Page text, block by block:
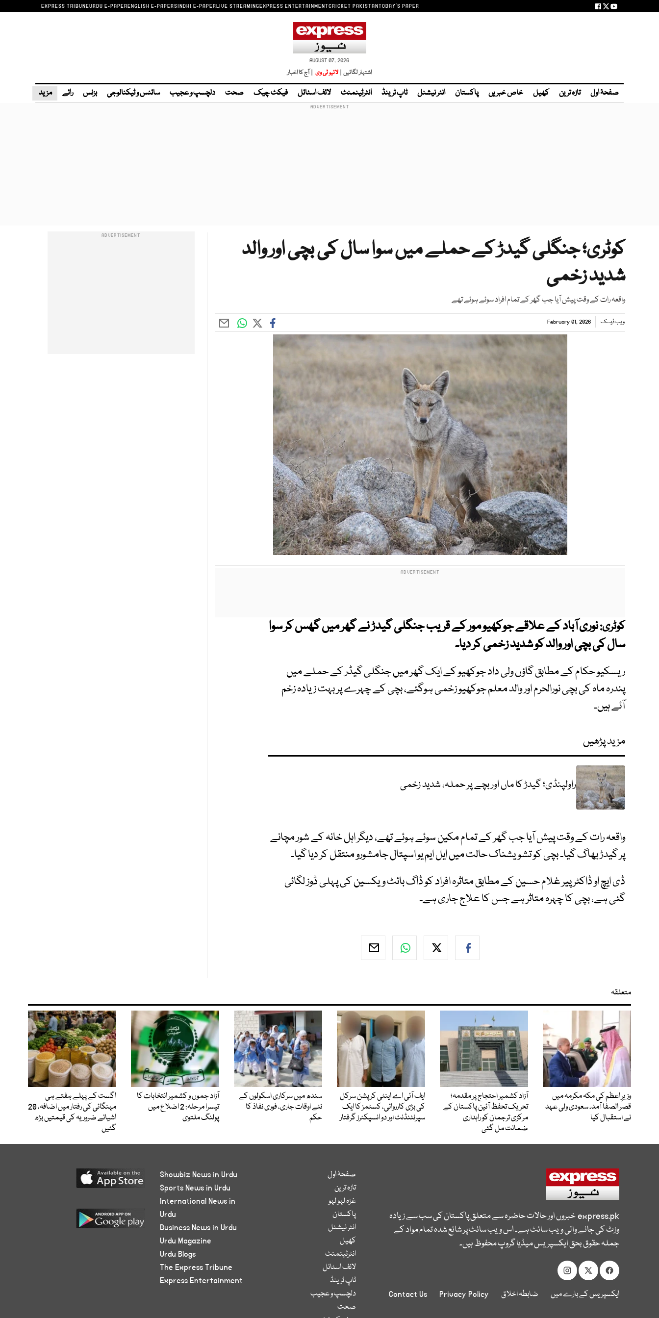
EXPRESS TRIBUNEURDU E-PAPERENGLISH E-PAPERSINDHI E-PAPERLIVE STREAMINGEXPRESS ENTERTAINMENTCRICKET PAKISTANTODAY'S PAPER
AUGUST 07, 2026
اشتہار لگائیں | لائیو ٹی وی | آج کا اخبار
صفحۂ اول تازہ ترین کھیل خاص خبریں پاکستان انٹر نیشنل ٹاپ ٹرینڈ انٹرٹینمنٹ لائف اسٹائل فیکٹ چیک صحت دلچسپ و عجیب سائنس و ٹیکنالوجی بزنس رائے مزید
کوٹری؛ جنگلی گیدڑ کے حملے میں سوا سال کی بچی اور والد
شدید زخمی
واقعہ رات کے وقت پیش آیا جب گھر کے تمام افراد سوئے ہوئے تھے
ویب ڈیسک February 01, 2026
کوٹری:نوری آباد کے علاقے جوکھیو مور کے قریب جنگلی گیدڑ نے گھر میں گھس کر سوا
سال کی بچی اور والد کو شدید زخمی کر دیا۔
ریسکیو حکام کے مطابق گاؤں ولی داد جوکھیو کے ایک گھر میں جنگلی گیڈر کے حملے میں
پندرہ ماہ کی بچی نورالحرم اور والد معلم جوکھیو زخمی ہوگئے، بچی کے چہرے پر بہت زیادہ زخم
آئے ہیں۔
مزید پڑھیں
راولپنڈی؛ گیدڑ کا ماں اور بچے پر حملہ، شدید زخمی
واقعہ رات کے وقت پیش آیا جب گھر کے تمام مکین سوئے ہوئے تھے، دیگر اہل خانہ کے شور مچانے
پر گیدڑ بھاگ گیا۔ بچی کو تشویشناک حالت میں ایل ایم یو اسپتال جامشورو منتقل کر دیا گیا۔
ڈی ایچ او ڈاکٹر پیر غلام حسین کے مطابق متاثرہ افراد کو ڈاگ بائٹ ویکسین کی پہلی ڈوز لگائی
گئی ہے، بچی کا چہرہ متاثر ہے جس کا علاج جاری ہے۔
متعلقہ
وزیرِ اعظم کی مکہ مکرمہ میں
قصر الصفا آمد، سعودی ولی عہد
نے استقبال کیا
آزاد کشمیر احتجاج پر مقدمہ؛
تحریک تحفظ آئین پاکستان کے
مرکزی ترجمان کو راہداری
ضمانت مل گئی
ایف آئی اے اینٹی کرپشن سرکل
کی بڑی کارروائی، کسٹمز کا ایک
سپرنٹنڈنٹ اور دو انسپکٹرز گرفتار
سندھ میں سرکاری اسکولوں کے
نئے اوقات جاری، فوری نفاذ کا
حکم
آزاد جموں و کشمیر انتخابات کا
تیسرا مرحلہ: 2 اضلاع میں
پولنگ ملتوی
اگست کے پہلے ہفتے ہی
مہنگائی کی رفتار میں اضافہ، 20
اشیائے ضروریہ کی قیمتیں بڑھ
گئیں
express.pkخبروں اور حالات حاضرہ سے متعلق پاکستان کی سب سے زیادہ
وزٹ کی جانے والی ویب سائٹ ہے۔ اس ویب سائٹ پر شائع شدہ تمام مواد کے
جملہ حقوق بحق ایکسپریس میڈیا گروپ محفوظ ہیں۔
ایکسپریس کے بارے میں ضابطہ اخلاق Privacy Policy
Contact Us
صفحۂ اول
تازہ ترین
غزہ لہو لہو
پاکستان
انٹر نیشنل
کھیل
انٹرٹینمنٹ
لائف اسٹائل
ٹاپ ٹرینڈ
دلچسپ و عجیب
صحت
Showbiz News in Urdu
Sports News in Urdu
International News in
Urdu
Business News in Urdu
Urdu Magazine
Urdu Blogs
The Express Tribune
Express Entertainment